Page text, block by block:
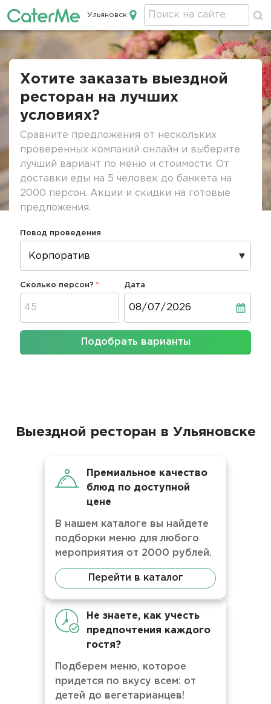
Кейтеринг в Ульяновске
Ульяновск
Строка
Хотите заказать выездной
ресторан на лучших
условиях?
Сравните предложения от нескольких
проверенных компаний онлайн и выберите
лучший вариант по меню и стоимости. От
доставки еды на 5 человек до банкета на
2000 персон. Акции и скидки на готовые
предложения.
Повод проведения
Сколько персон? Дата
Подобрать варианты
Выездной ресторан в Ульяновске
Премиальное качество
блюд по доступной
цене
В нашем каталоге вы найдете
подборки меню для любого
мероприятия от 2000 рублей.
Перейти в каталог
Не знаете, как учесть
предпочтения каждого
гостя?
Подберем меню, которое
придется по вкусу всем: от
детей до вегетарианцев!